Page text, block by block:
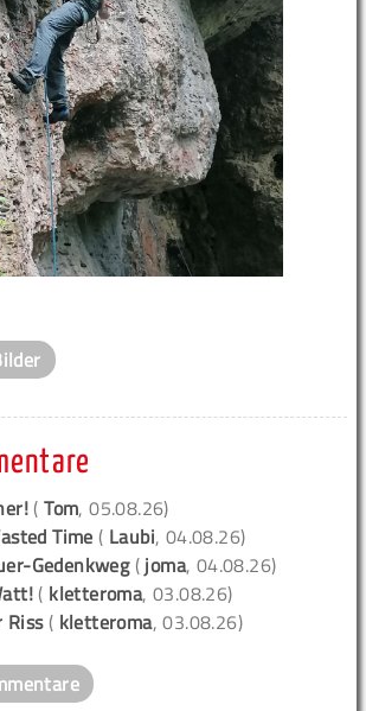
(Tom, 05.08.26)
Time ( Laubi, 04.08.26)
Gedenkweg( joma, 04.08.26)
( kletteroma, 03.08.26)
Riss( kletteroma, 03.08.26)